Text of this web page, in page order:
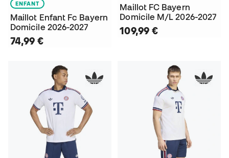
ENFANT
Maillot Enfant Fc Bayern
Domicile 2026-2027
74,99 €
Maillot FC Bayern
Domicile M/L 2026-2027
109,99 €